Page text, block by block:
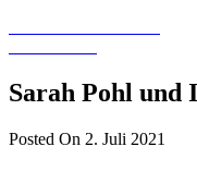
Sarah Pohl und
Posted On 2. Juli 2021